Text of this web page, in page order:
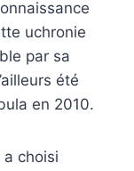
uchronie
par sa
été
en 2010.
a choisi